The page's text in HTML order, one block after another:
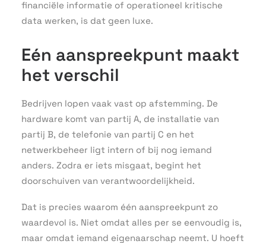
financiële informatie of operationeel kritische
data werken, is dat geen luxe.
Eén aanspreekpunt maakt
het verschil
Bedrijven lopen vaak vast op afstemming. De
hardware komt van partij A, de installatie van
partij B, de telefonie van partij C en het
netwerkbeheer ligt intern of bij nog iemand
anders. Zodra er iets misgaat, begint het
doorschuiven van verantwoordelijkheid.
Dat is precies waarom één aanspreekpunt zo
waardevol is. Niet omdat alles per se eenvoudig is,
maar omdat iemand eigenaarschap neemt. U hoeft